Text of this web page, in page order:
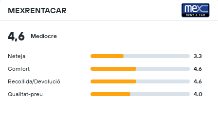
MEXRENTACAR
4,6 Mediocre
Neteja
3.3
Comfort
4.6
Recollida/Devolució
4.6
Qualitat-preu
4.0